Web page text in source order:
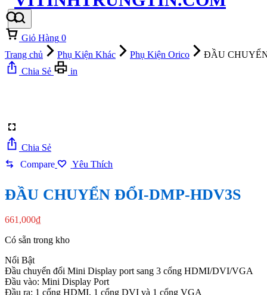
Giỏ Hàng 0
Trang chủ
Phụ Kiện Khác Phụ Kiện Orico
ĐẦU
Chia Sẻ
in
Chia Sẻ
Compare
Yêu Thích
ĐẦU CHUYỂN ĐỔI-DMP-HDV3S
661,000₫
Có sẵn trong kho
Nổi Bật
Đầu chuyển đổi Mini Display port sang 3 cổng HDMI/DVI/VGA
Đầu vào: Mini Display Port
Đầu ra: 1 cổng HDMI, 1 cổng DVI và 1 cổng VGA